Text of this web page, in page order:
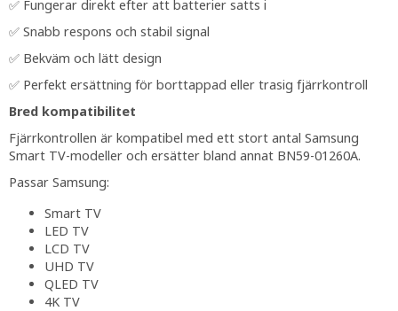
✅ Fungerar direkt efter att batterier satts i
✅ Snabb respons och stabil signal
✅ Bekväm och lätt design
✅ Perfekt ersättning för borttappad eller trasig fjärrkontroll
Bred kompatibilitet
Fjärrkontrollen är kompatibel med ett stort antal Samsung
Smart TV-modeller och ersätter bland annat BN59-01260A.
Passar Samsung:
Smart TV
LED TV
LCD TV
UHD TV
QLED TV
4K TV